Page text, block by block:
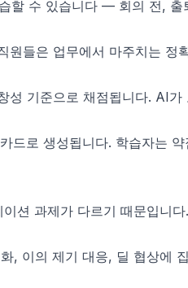
할 수 있습니다 — 회의 전,
원들은 업무에서 마주치는 정
성 기준으로 채점됩니다. AI
드로 생성됩니다. 학습자는
션 과제가 다르기 때문입니
, 이의 제기 대응, 딜 협상에